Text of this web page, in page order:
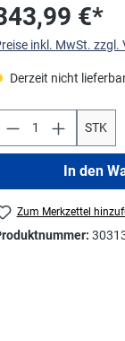
€*
inkl. MwSt. zzgl.
Derzeit nicht
STK
In den
Zum Merkzettel